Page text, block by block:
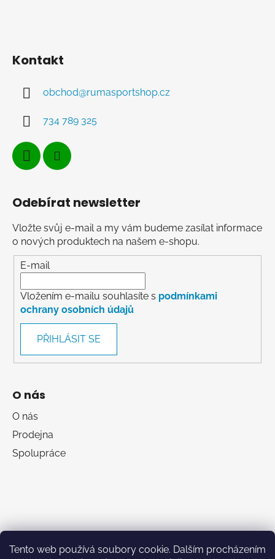
Tento web používá soubory cookie. Dalším procházením
Kontakt
obchod@rumasportshop.cz
734 789 325
Odebírat newsletter
Vložte svůj e-mail a my vám budeme zasílat informace
o nových produktech na našem e-shopu.
E-mail
Vložením e-mailu souhlasíte s podmínkami
ochrany osobních údajů
PŘIHLÁSIT SE
O nás
O nás
Prodejna
Spolupráce